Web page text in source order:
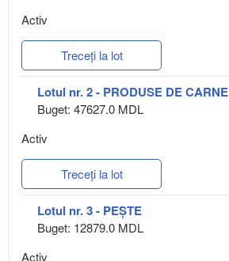
Activ
Treceți la lot
Lotul nr. 2 - PRODUSE DE CARNE
Buget: 47627.0 MDL
Activ
Treceți la lot
Lotul nr. 3 - PEȘTE
Buget: 12879.0 MDL
Activ